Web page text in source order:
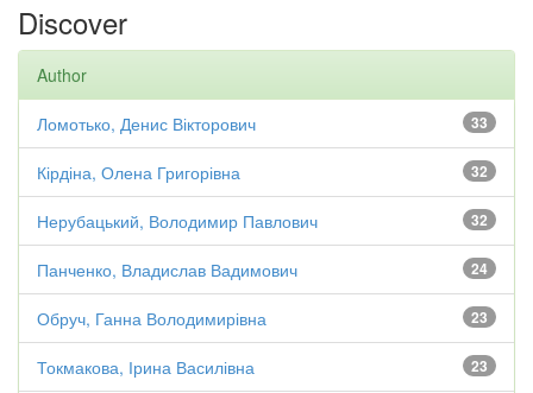
Discover
Author
33
Ломотько, Денис Вікторович
32
Кірдіна, Олена Григорівна
32
Нерубацький, Володимир Павлович
24
Панченко, Владислав Вадимович
23
Обруч, Ганна Володимирівна
23
Токмакова, Ірина Василівна